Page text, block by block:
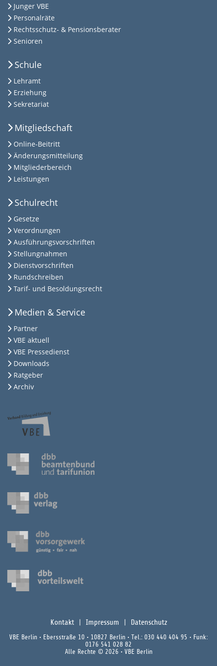
Junger VBE
Personalräte
Rechtsschutz- & Pensionsberater
Senioren
Schule
Lehramt
Erziehung
Sekretariat
Mitgliedschaft
Online-Beitritt
Änderungsmitteilung
Mitgliederbereich
Leistungen
Schulrecht
Gesetze
Verordnungen
Ausführungsvorschriften
Stellungnahmen
Dienstvorschriften
Rundschreiben
Tarif- und Besoldungsrecht
Medien & Service
Partner
VBE aktuell
VBE Pressedienst
Downloads
Ratgeber
Archiv
Kontakt Impressum Datenschutz
VBE Berlin • Ebersstraße 10 • 10827 Berlin • Tel.: 030 440 404 95 • Funk:
0176 541 028 82
Alle Rechte © 2026 • VBE Berlin